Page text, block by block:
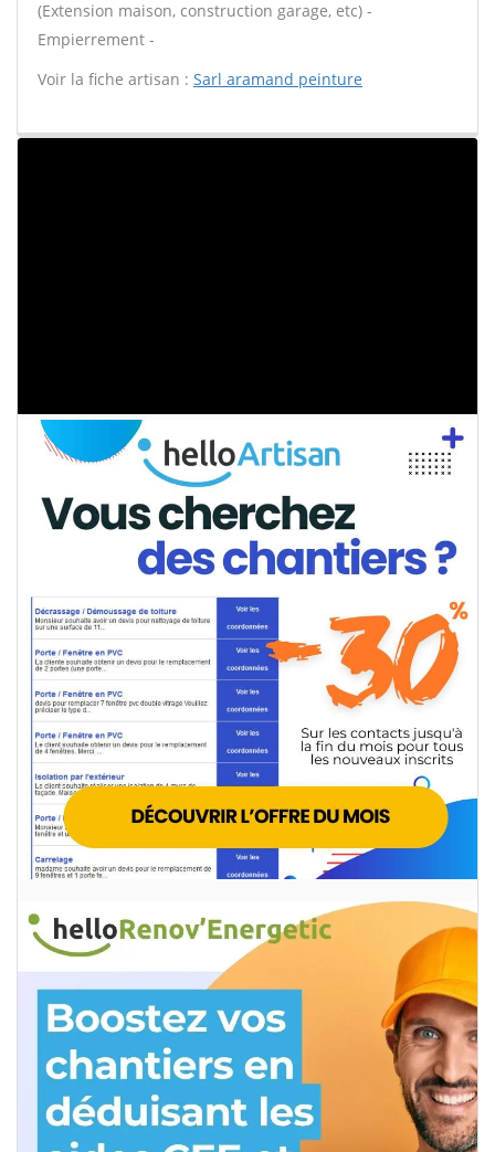
(Extension maison, construction garage, etc) -
Empierrement -
Voir la fiche artisan : Sarl aramand peinture